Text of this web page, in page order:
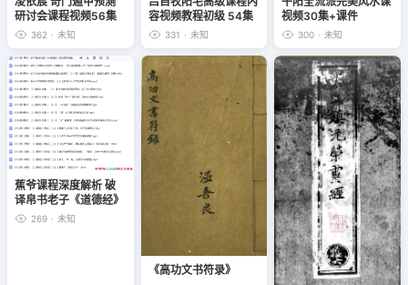
研讨会课程视频56集
百度云下载！
362 · 未知
容视频教程初级 54集
+高级48集
331 · 未知
视频30集+课件
300 · 未知
蕉爷课程深度解析 破
译帛书老子《道德经》
38集视频
269 · 未知
《高功文书符录》